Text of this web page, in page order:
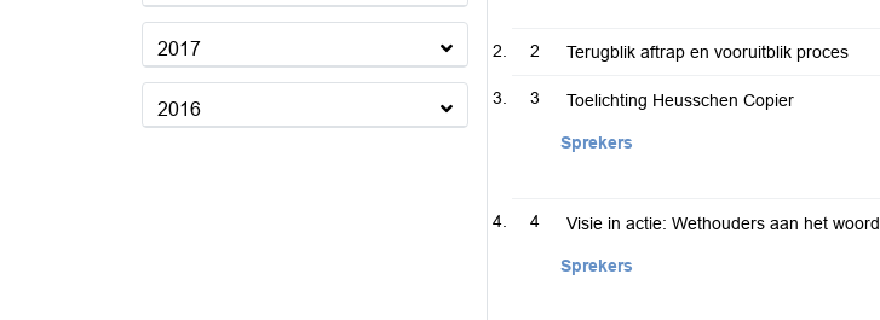
2017
2016
2 Terugblik aftrap en vooruitblik proces
3 Toelichting Heusschen Copier
Sprekers
4 Visie in actie: Wethouders aan het woord
Sprekers